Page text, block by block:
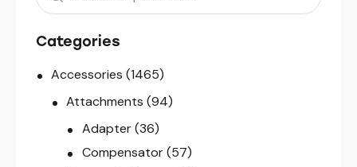
Categories
Accessories (1465)
Attachments (94)
Adapter (36)
Compensator (57)